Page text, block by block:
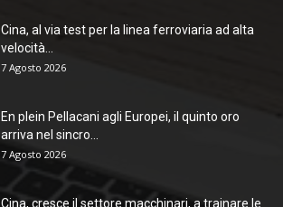
Cina, al via test per la linea ferroviaria ad alta
velocità...
7 Agosto 2026
En plein Pellacani agli Europei, il quinto oro
arriva nel sincro...
7 Agosto 2026
Cina, cresce il settore macchinari, a trainare le